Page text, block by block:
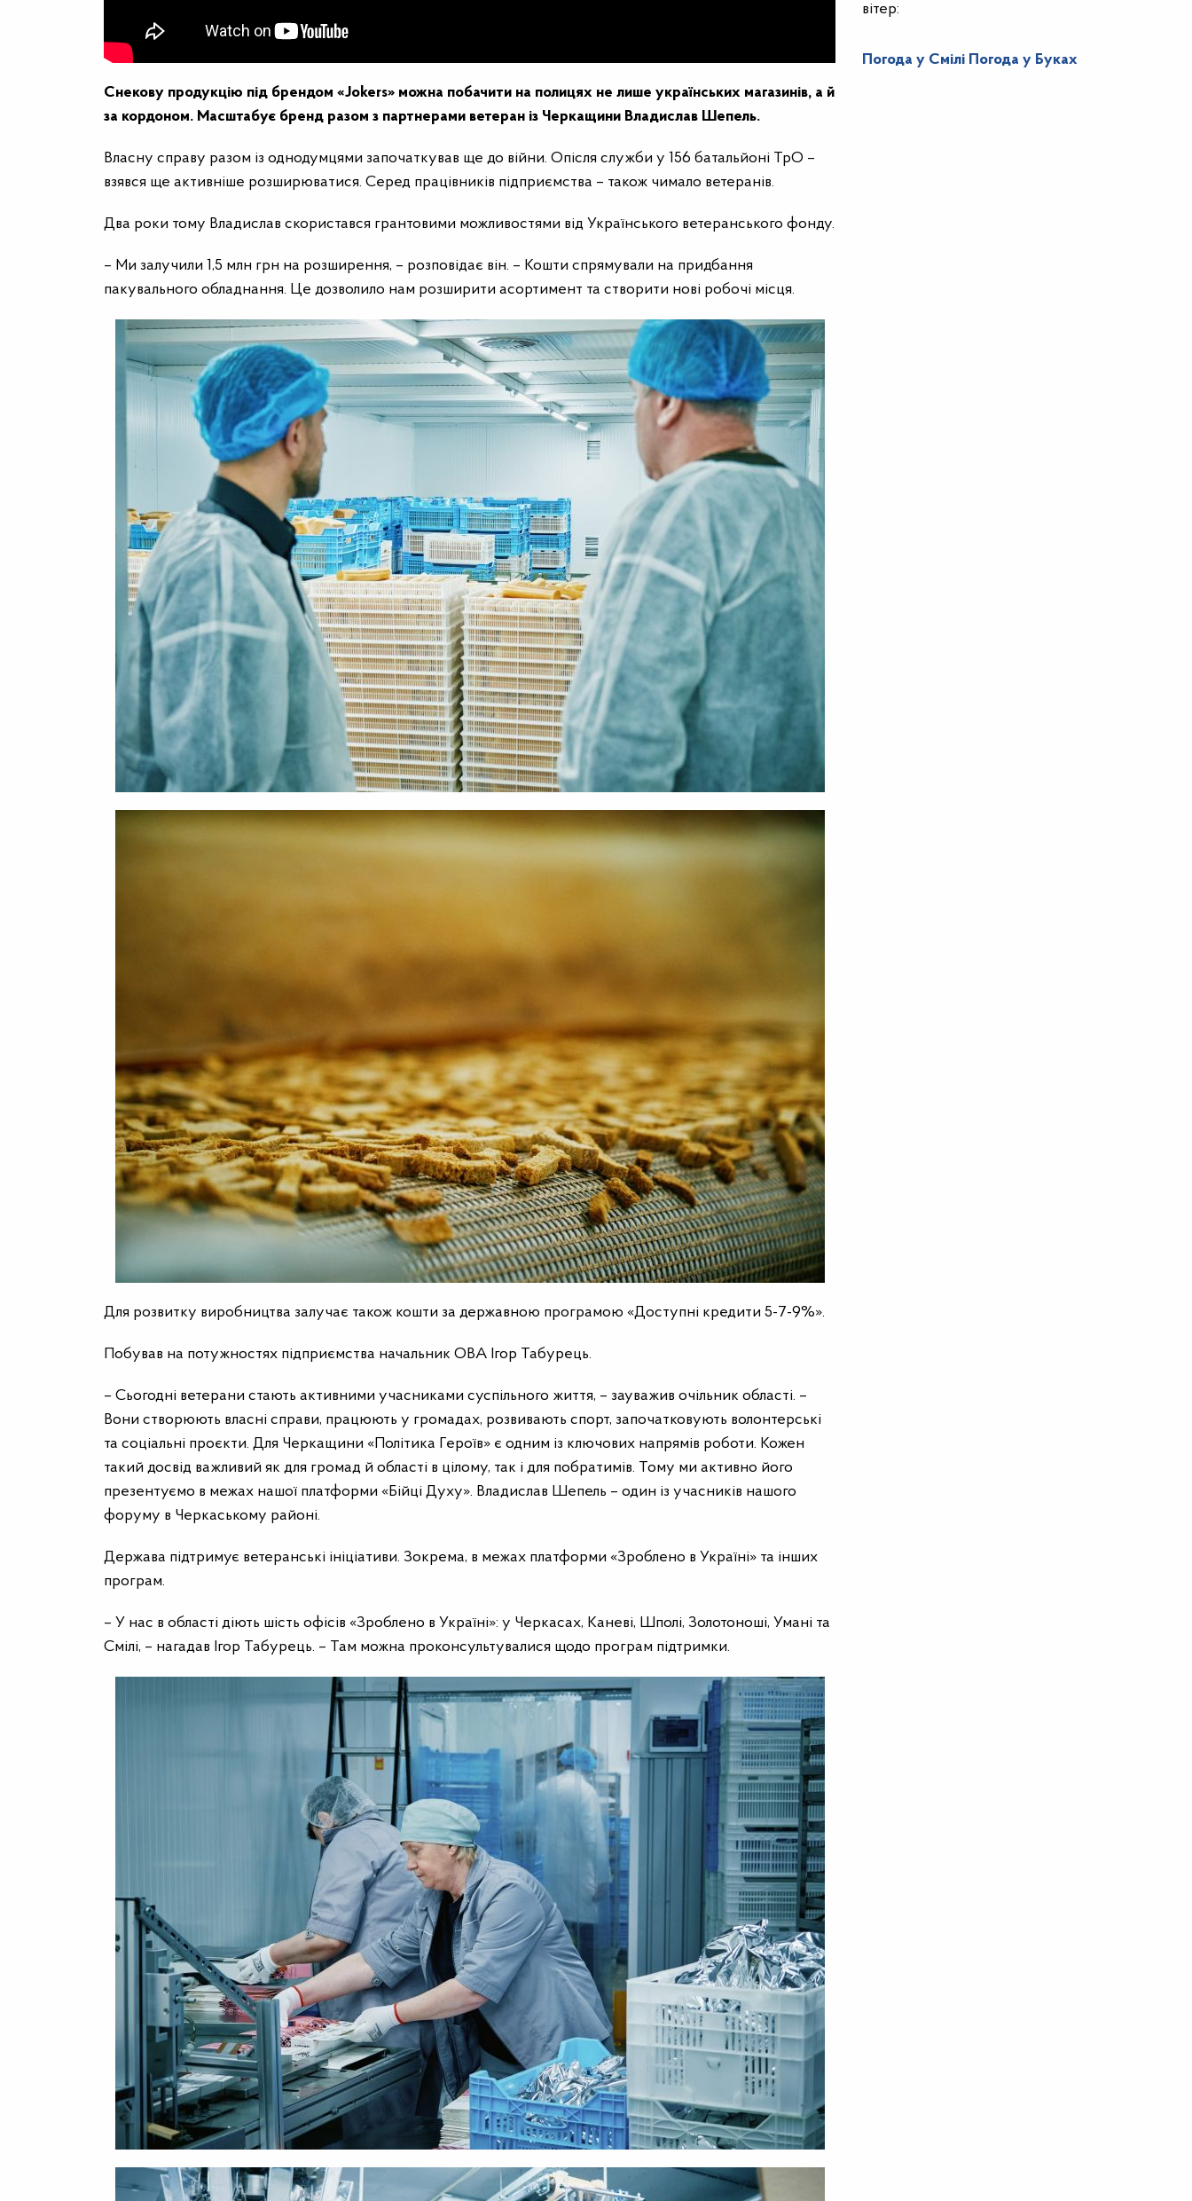
Снекову продукцію під брендом «Jokers» можна побачити на полицях не лише українських магазинів, а й
за кордоном. Масштабує бренд разом з партнерами ветеран із Черкащини Владислав Шепель.
Власну справу разом із однодумцями започаткував ще до війни. Опісля служби у 156 батальйоні ТрО –
взявся ще активніше розширюватися. Серед працівників підприємства – також чимало ветеранів.
Два роки тому Владислав скористався грантовими можливостями від Українського ветеранського фонду.
– Ми залучили 1,5 млн грн на розширення, – розповідає він. – Кошти спрямували на придбання
пакувального обладнання. Це дозволило нам розширити асортимент та створити нові робочі місця.
Для розвитку виробництва залучає також кошти за державною програмою «Доступні кредити 5-7-9%».
Побував на потужностях підприємства начальник ОВА Ігор Табурець.
– Сьогодні ветерани стають активними учасниками суспільного життя, – зауважив очільник області. –
Вони створюють власні справи, працюють у громадах, розвивають спорт, започатковують волонтерські
та соціальні проєкти. Для Черкащини «Політика Героїв» є одним із ключових напрямів роботи. Кожен
такий досвід важливий як для громад й області в цілому, так і для побратимів. Тому ми активно його
презентуємо в межах нашої платформи «Бійці Духу». Владислав Шепель – один із учасників нашого
форуму в Черкаському районі.
Держава підтримує ветеранські ініціативи. Зокрема, в межах платформи «Зроблено в Україні» та інших
програм.
– У нас в області діють шість офісів «Зроблено в Україні»: у Черкасах, Каневі, Шполі, Золотоноші, Умані та
Смілі, – нагадав Ігор Табурець. – Там можна проконсультувалися щодо програм підтримки.
вітер:
Погода у Смілі Погода у Буках